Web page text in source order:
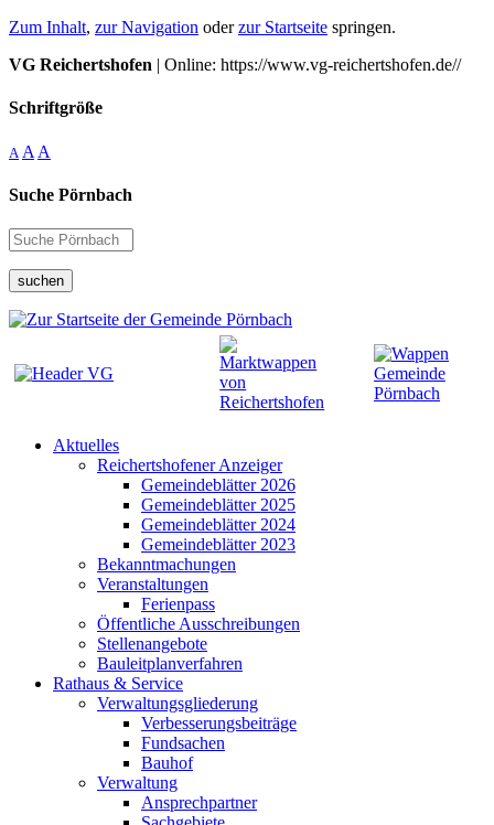
Zum Inhalt, zur Navigation oderzur Startseite springen.
VG Reichertshofen | Online: https://www.vg-reichertshofen.de//
Schriftgröße
A A A
Suche Pörnbach
suchen
Aktuelles
Reichertshofener Anzeiger
Gemeindeblätter 2026
Gemeindeblätter 2025
Gemeindeblätter 2024
Gemeindeblätter 2023
Bekanntmachungen
Veranstaltungen
Ferienpass
Öffentliche Ausschreibungen
Stellenangebote
Bauleitplanverfahren
Rathaus & Service
Verwaltungsgliederung
Verbesserungsbeiträge
Fundsachen
Bauhof
Verwaltung
Ansprechpartner